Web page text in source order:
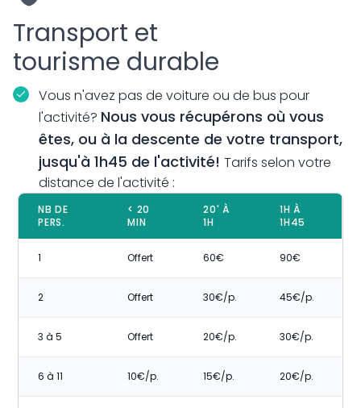
Transport et
tourisme durable
Vous n'avez pas de voiture ou de bus pour
l'activité? Nous vous récupérons où vous
êtes, ou à la descente de votre transport,
jusqu'à 1h45 de l'activité! Tarifs selon votre
distance de l'activité :
NB DE
PERS.
< 20
MIN
20' À
1H
1H À
1H45
1 Offert 60€ 90€
2 Offert 30€/p. 45€/p.
3 à 5 Offert 20€/p. 30€/p.
6 à 11 10€/p. 15€/p. 20€/p.